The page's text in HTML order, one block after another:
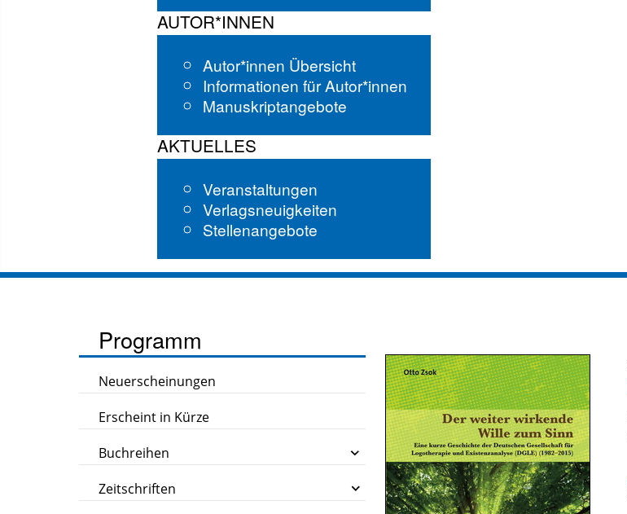
AUTOR*INNEN
Autor*innen Übersicht
Informationen für Autor*innen
Manuskriptangebote
AKTUELLES
Veranstaltungen
Verlagsneuigkeiten
Stellenangebote
Programm
Neuerscheinungen
Erscheint in Kürze
Buchreihen
Zeitschriften